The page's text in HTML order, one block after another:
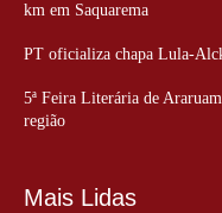
km em Saquarema
PT oficializa chapa Lula-
5ª Feira Literária de
região
Mais Lidas